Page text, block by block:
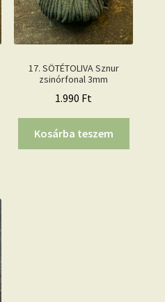
17. SÖTÉTOLIVA Sznur
zsinórfonal 3mm
1.990 Ft
Kosárba teszem